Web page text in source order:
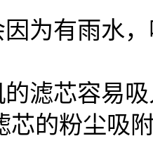
为有雨水
滤芯容易
芯的粉尘吸